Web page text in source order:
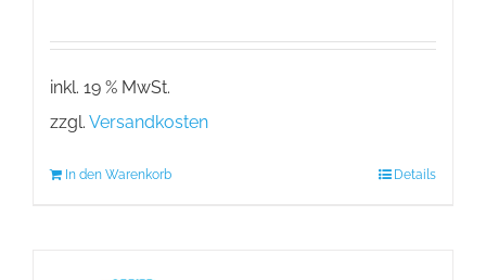
inkl. 19 % MwSt.
zzgl. Versandkosten
In den Warenkorb Details